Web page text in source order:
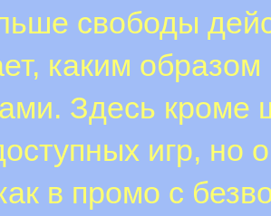
свободы
каким
Здесь кроме
игр, но
в промо с